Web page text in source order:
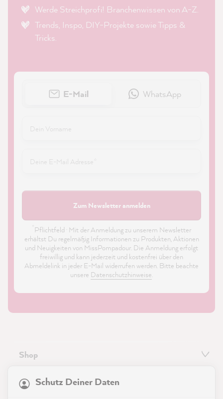
Werde Streichprofi! Branchenwissen von A-Z.
Trends, Inspo, DIY-Projekte sowie Tipps &
Tricks.
E-Mail WhatsApp
Zum Newsletter anmelden
Pflichtfeld · Mit der Anmeldung zu unserem Newsletter
erhältst Du regelmäßig Informationen zu Produkten, Aktionen
und Neuigkeiten von MissPompadour. Die Anmeldung erfolgt
freiwillig und kann jederzeit und kostenfrei über den
Abmeldelink in jeder E-Mail widerrufen werden. Bitte beachte
unsere Datenschutzhinweise.
Shop
ServiceSchutz Deiner Daten